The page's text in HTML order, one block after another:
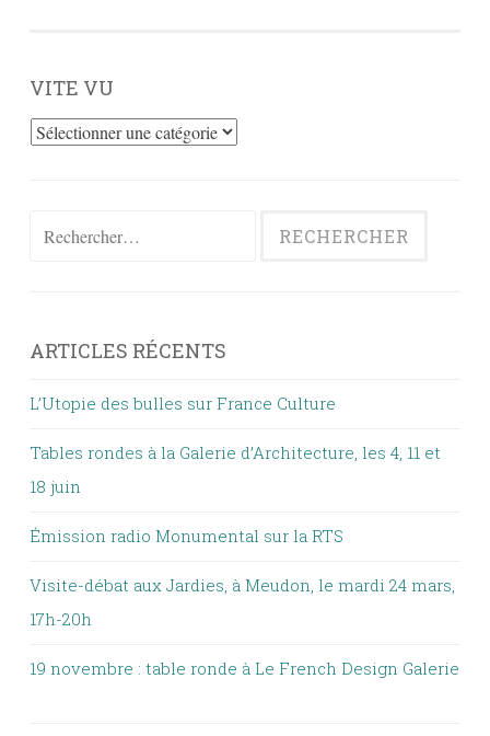
VITE VU
Vite
Rechercher :
ARTICLES RÉCENTS
L’Utopie des bulles sur France Culture
Tables rondes à la Galerie d’Architecture, les 4, 11 et
18 juin
Émission radio Monumental sur la RTS
Visite-débat aux Jardies, à Meudon, le mardi 24 mars,
17h-20h
19 novembre : table ronde à Le French Design Galerie